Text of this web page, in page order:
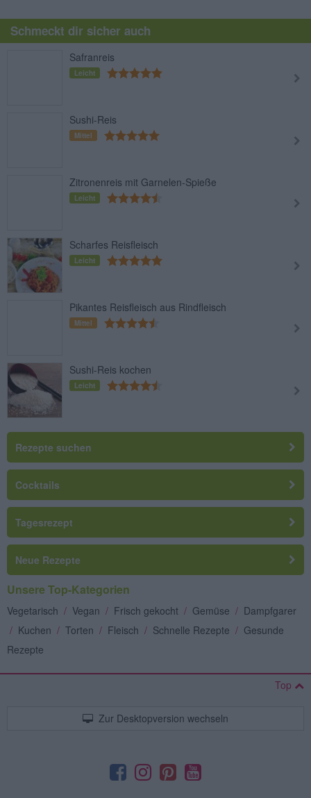
Schmeckt dir sicher auch
Safranreis
Leicht
Sushi-Reis
Mittel
Zitronenreis mit Garnelen-Spieße
Leicht
Scharfes Reisfleisch
Leicht
Pikantes Reisfleisch aus Rindfleisch
Mittel
Sushi-Reis kochen
Leicht
Rezepte suchen
Cocktails
Tagesrezept
Neue Rezepte
Unsere Top-Kategorien
Vegetarisch / Vegan / Frisch gekocht / Gemüse / Dampfgarer
/ Kuchen / Torten / Fleisch / Schnelle Rezepte / Gesunde
Rezepte
Top
Zur Desktopversion wechseln